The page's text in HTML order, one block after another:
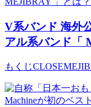
V系バンド 海外
アル系バンド「
もくじ